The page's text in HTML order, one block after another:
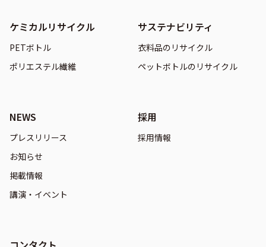
ケミカルリサイクル
PETボトル
ポリエステル繊維
サステナビリティ
衣料品のリサイクル
ペットボトルのリサイクル
NEWS
プレスリリース
お知らせ
掲載情報
講演・イベント
採用
採用情報